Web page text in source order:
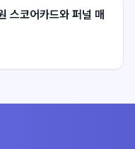
스코어카드와 퍼널 매